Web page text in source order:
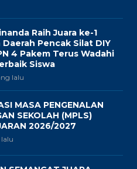
Raih Juara ke-1
Daerah Pencak Silat DIY
4 Pakem Terus Wadahi
Siswa
lalu
MASA PENGENALAN
SEKOLAH (MPLS)
2026/2027